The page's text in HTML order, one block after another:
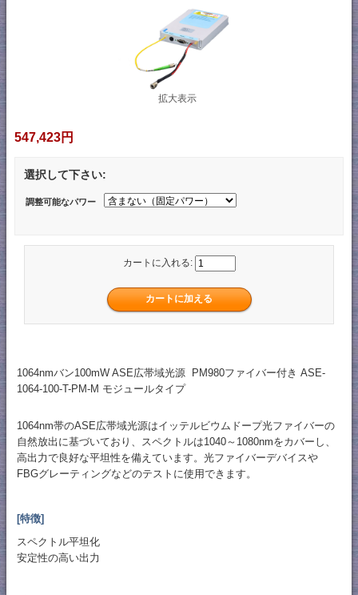
拡大表示
547,423円
選択して下さい:
調整可能なパワー
カートに入れる:
1064nmバン100mW ASE広帯域光源 PM980ファイバー付き ASE-
1064-100-T-PM-M モジュールタイプ
1064nm帯のASE広帯域光源はイッテルビウムドープ光ファイバーの
自然放出に基づいており、スペクトルは1040～1080nmをカバーし、
高出力で良好な平坦性を備えています。光ファイバーデバイスや
FBGグレーティングなどのテストに使用できます。
[特徴]
スペクトル平坦化
安定性の高い出力